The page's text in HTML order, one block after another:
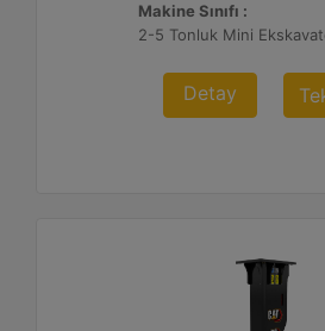
Makine Sınıfı :
Detay